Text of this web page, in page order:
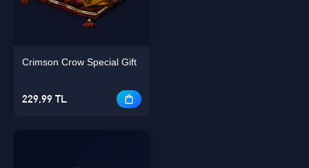
Crimson Crow Special Gift
229,99 TL